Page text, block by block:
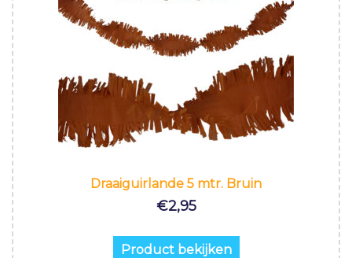
Draaiguirlande 5 mtr. Bruin
€2,95
Product bekijken